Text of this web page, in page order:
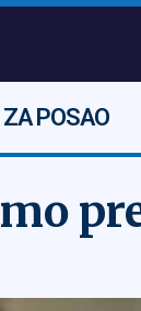
POSAO